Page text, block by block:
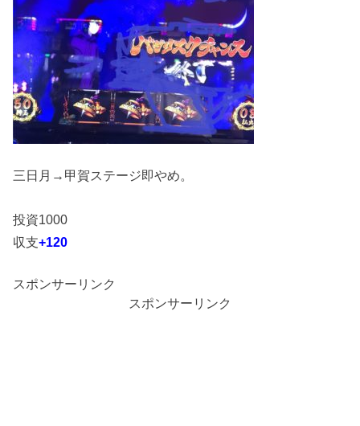
三日月→甲賀ステージ即やめ。
投資1000
収支+120
スポンサーリンク
スポンサーリンク